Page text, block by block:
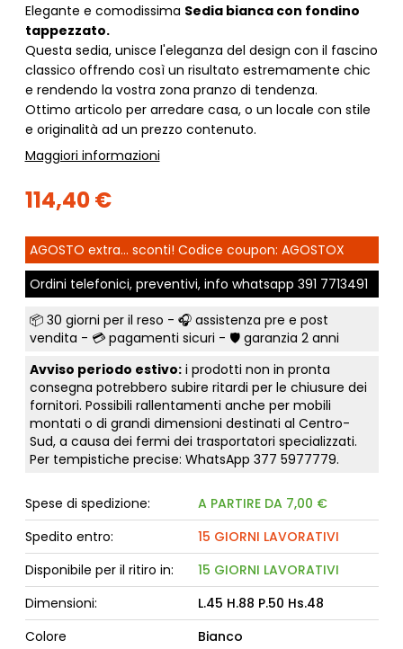
Elegante e comodissima Sedia bianca con fondino
tappezzato.
Questa sedia, unisce l'eleganza del design con il fascino
classico offrendo così un risultato estremamente chic
e rendendo la vostra zona pranzo di tendenza.
Ottimo articolo per arredare casa, o un locale con stile
e originalità ad un prezzo contenuto.
Maggiori informazioni
114,40 €
AGOSTO extra... sconti! Codice coupon: AGOSTOX
Ordini telefonici, preventivi, info whatsapp 391 7713491
📦 30 giorni per il reso - 🎧 assistenza pre e post
vendita - 💳 pagamenti sicuri - 🛡️ garanzia 2 anni
Avviso periodo estivo:i prodotti non in pronta
consegna potrebbero subire ritardi per le chiusure dei
fornitori. Possibili rallentamenti anche per mobili
montati o di grandi dimensioni destinati al Centro-
Sud, a causa dei fermi dei trasportatori specializzati.
Per tempistiche precise: WhatsApp 377 5977779.
Spese di spedizione:
A PARTIRE DA 7,00 €
Spedito entro:
15 GIORNI LAVORATIVI
Disponibile per il ritiro in:
15 GIORNI LAVORATIVI
Dimensioni:
L.45 H.88 P.50 Hs.48
Colore
Bianco